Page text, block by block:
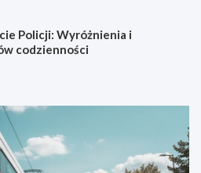
Policji: Wyróżnienia i
codzienności